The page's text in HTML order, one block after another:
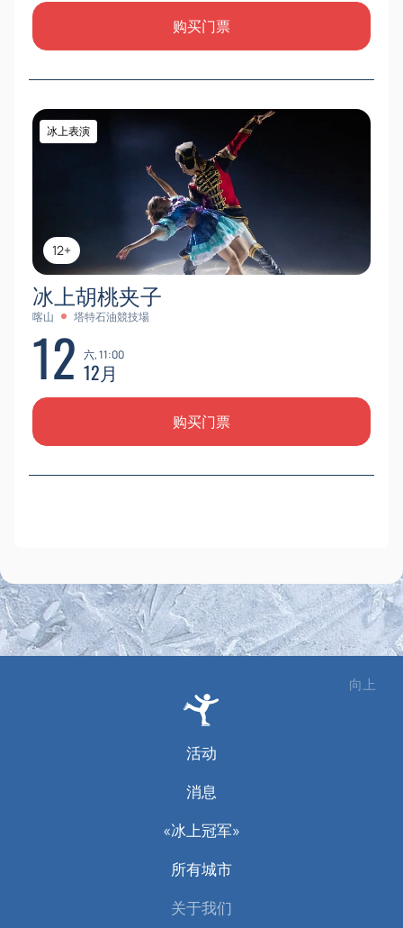
购买门票
12+
冰上表演
冰上胡桃夹子
喀山 塔特石油競技場
12 六, 11:00
12月
购买门票
向上
活动
消息
«冰上冠军»
所有城市
关于我们